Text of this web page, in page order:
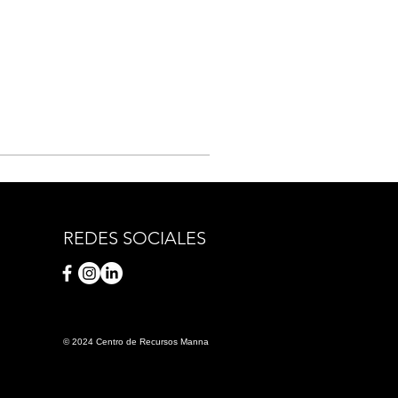
REDES SOCIALES
© 2024 Centro de Recursos Manna